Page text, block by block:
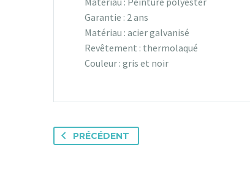
Garantie : 2 ans
Matériau : acier galvanisé
Revêtement : thermolaqué
Couleur : gris et noir
PRÉCÉDENT